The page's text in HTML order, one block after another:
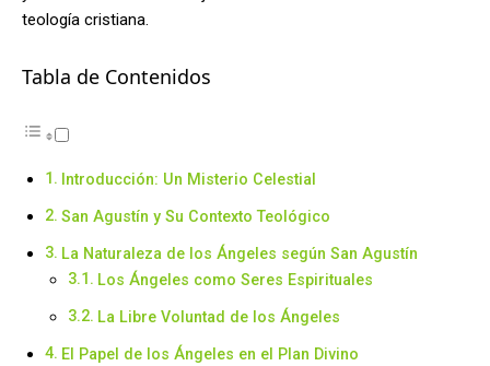
teología cristiana.
Tabla de Contenidos
Introducción: Un Misterio Celestial
San Agustín y Su Contexto Teológico
La Naturaleza de los Ángeles según San Agustín
Los Ángeles como Seres Espirituales
La Libre Voluntad de los Ángeles
El Papel de los Ángeles en el Plan Divino